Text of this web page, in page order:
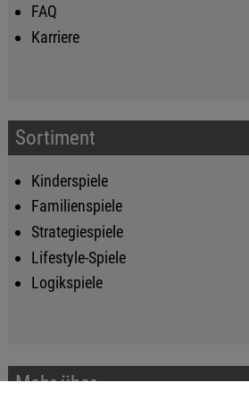
FAQ
Karriere
Sortiment
Kinderspiele
Familienspiele
Strategiespiele
Lifestyle-Spiele
Logikspiele
Mehr über...